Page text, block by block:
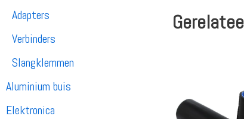
Adapters
Verbinders
Slangklemmen
Aluminium buis
Elektronica